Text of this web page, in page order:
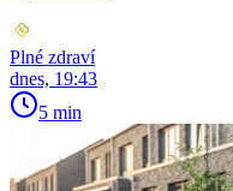
Plné zdraví
dnes, 19:43
5 min